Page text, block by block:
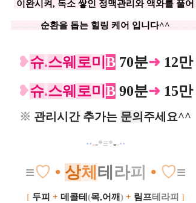
이완시켜, 독소 쌓인 정맥관리와 액와를 풀어
순환을 돕는 힐링 케어 입니다^^
❥슈.스웨 로미 B 70분➜ 12만
❥슈.스웨 로미 B 90분➜ 15만
※ 관리시간 추가는 문의 주세요^^
··--*≡*--··
≡♡ • 상체 테 라피 • ♡≡
[ 두피 + 데콜테 (목,어깨) + 림프테라피 ]